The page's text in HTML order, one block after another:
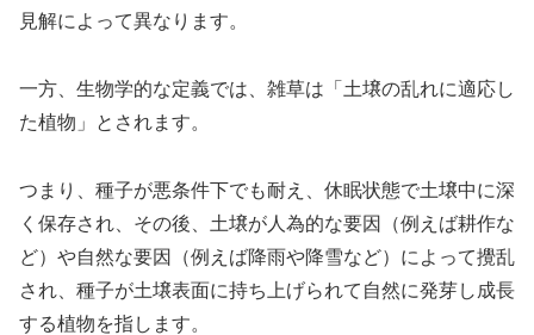
見解によって異なります。
一方、生物学的な定義では、雑草は「土壌の乱れに適応し
た植物」とされます。
つまり、種子が悪条件下でも耐え、休眠状態で土壌中に深
く保存され、その後、土壌が人為的な要因（例えば耕作な
ど）や自然な要因（例えば降雨や降雪など）によって攪乱
され、種子が土壌表面に持ち上げられて自然に発芽し成長
する植物を指します。